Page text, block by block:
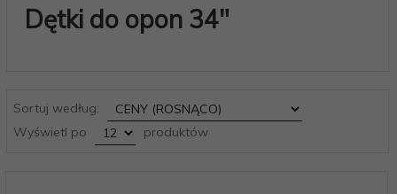
Dętki do opon 34"
Sortuj według:
sort
Wyświetl po
pop produktów